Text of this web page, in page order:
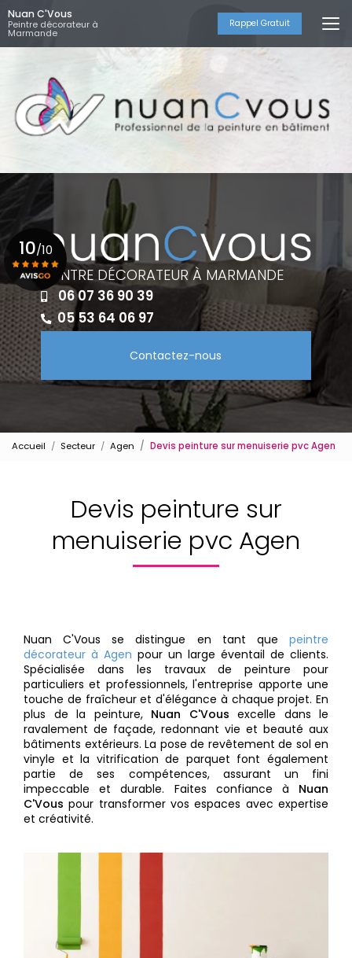
Aller
au
contenu
principal
Nuan C'Vous
Peintre décorateur à
Marmande
Rappel Gratuit
PEINTRE DÉCORATEUR À MARMANDE
06 07 36 90 39
05 53 64 06 97
Contactez-nous
10/10
Voir le certificat
Accueil Secteur Agen Devis peinture sur menuiserie pvc Agen
Devis peinture sur
menuiserie pvc Agen
Nuan C'Vous se distingue en tant que peintre
décorateur à Agen pour un large éventail de clients.
Spécialisée dans les travaux de peinture pour
particuliers et professionnels, l'entreprise apporte une
touche de fraîcheur et d'élégance à chaque projet. En
plus de la peinture, Nuan C'Vous excelle dans le
ravalement de façade, redonnant vie et beauté aux
bâtiments extérieurs. La pose de revêtement de sol en
vinyle et la vitrification de parquet font également
partie de ses compétences, assurant un fini
impeccable et durable. Faites confiance à Nuan
C'Vous pour transformer vos espaces avec expertise
et créativité.